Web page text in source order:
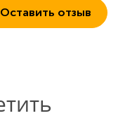
Оставить отзыв